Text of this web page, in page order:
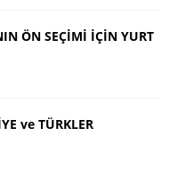
ÖN SEÇİMİ İÇİN YURT
ve TÜRKLER